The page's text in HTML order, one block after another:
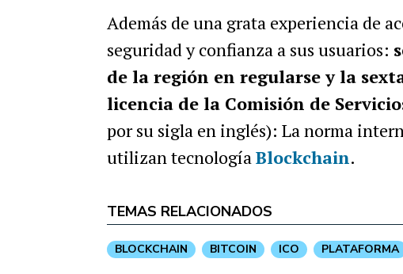
Además de una grata experiencia de
seguridad y confianza a sus usuarios:
de la región en regularse y la
licencia de la Comisión de
por su sigla en inglés): La norma
utilizan tecnologíaBlockchain.
TEMAS RELACIONADOS
BLOCKCHAIN BITCOIN ICO PLATAFORMA